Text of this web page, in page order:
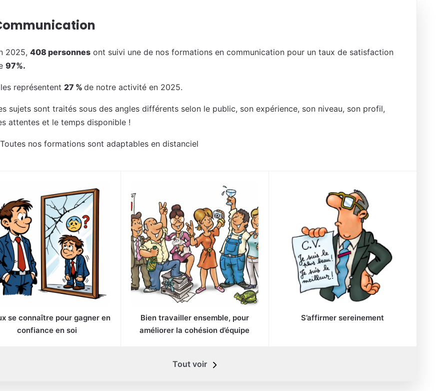
2025, 408 personnes ont suivi une de nos formations en communication pour un taux de satisfaction
97%.
représentent 27 % de notre activité en 2025.
sujets sont traités sous des angles différents selon le public, son expérience, son niveau, son profil,
attentes et le temps disponible !
nos formations sont adaptables en distanciel
se connaître pour gagner en
confiance en soi
Bien travailler ensemble, pour
améliorer la cohésion d’équipe
S’affirmer sereinement
Tout voir